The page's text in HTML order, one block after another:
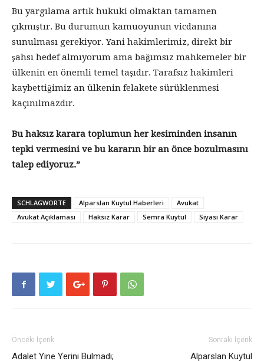
Bu yargılama artık hukuki olmaktan tamamen
çıkmıştır. Bu durumun kamuoyunun vicdanına
sunulması gerekiyor. Yani hakimlerimiz, direkt bir
şahsı hedef almıyorum ama bağımsız mahkemeler bir
ülkenin en önemli temel taşıdır. Tarafsız hakimleri
kaybettiğimiz an ülkenin felakete sürüklenmesi
kaçınılmazdır.
Bu haksız karara toplumun her kesiminden insanın
tepki vermesini ve bu kararın bir an önce bozulmasını
talep ediyoruz.”
SCHLAGWORTE Alparslan Kuytul Haberleri
Avukat
Avukat Açıklaması
Haksız Karar Semra Kuytul Siyasi Karar
Önceki İçerik
Adalet Yine Yerini Bulmadı;
Sonraki İçerik
Alparslan Kuytul